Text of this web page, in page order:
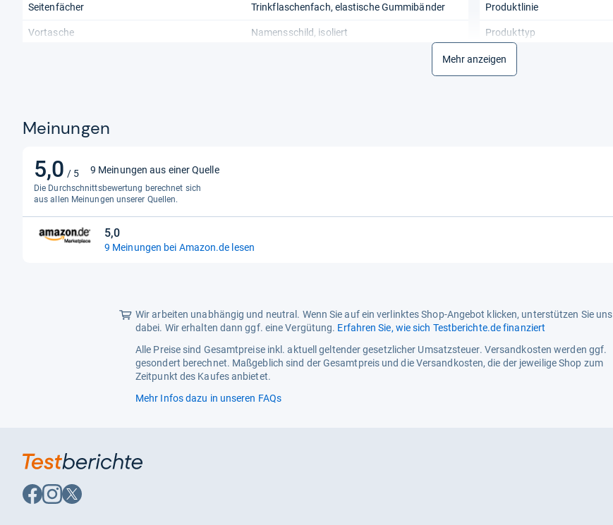
Seitenfächer Trinkflaschenfach, elastische Gummibänder
Vortasche Namensschild, isoliert
Tragstruktur
Verschlussart
Abmessungen
Produktlinie
Produkttyp
Material
Mehr anzeigen
Meinungen
5,0 / 5
5,0
von
5
Sternen
9 Meinungen aus einer Quelle
Die Durchschnittsbewertung berechnet sich
aus allen Meinungen unserer Quellen.
5,0
5,0
von
9 Meinungen bei Amazon.de lesen
Wir arbeiten unabhängig und neutral. Wenn Sie auf ein verlinktes Shop-Angebot klicken, unterstützen Sie uns
dabei. Wir erhalten dann ggf. eine Vergütung. Erfahren Sie, wie sich Testberichte.de finanziert
Alle Preise sind Gesamtpreise inkl. aktuell geltender gesetzlicher Umsatzsteuer. Versandkosten werden ggf.
gesondert berechnet. Maßgeblich sind der Gesamtpreis und die Versandkosten, die der jeweilige Shop zum
Zeitpunkt des Kaufes anbietet.
Mehr Infos dazu in unseren FAQs
Auf
Facebook
Auf
Instagram
Auf
X